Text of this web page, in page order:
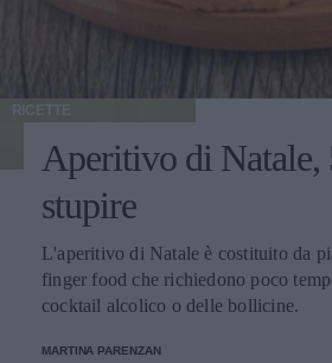
RICETTE
Aperitivo di Natale,
stupire
L'aperitivo di Natale è costituito da
finger food che richiedono poco
cocktail alcolico o delle bollicine.
MARTINA PARENZAN